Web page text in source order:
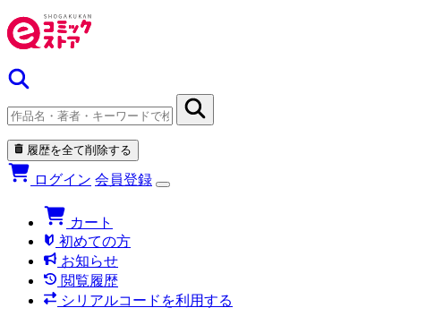
履歴を全て削除する
ログイン 会員登録
カート
初めての方
お知らせ
閲覧履歴
シリアルコードを利用する